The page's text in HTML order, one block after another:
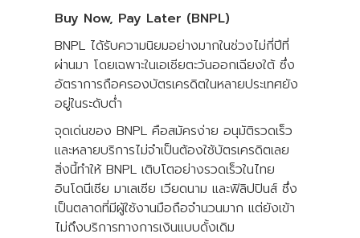
Buy Now, Pay Later (BNPL)
BNPL ได้รับความนิยมอย่างมากในช่วงไม่กี่ปีที่
ผ่านมา โดยเฉพาะในเอเชียตะวันออกเฉียงใต้ ซึ่ง
อัตราการถือครองบัตรเครดิตในหลายประเทศยัง
อยู่ในระดับต่ำ
จุดเด่นของ BNPL คือสมัครง่าย อนุมัติรวดเร็ว
และหลายบริการไม่จำเป็นต้องใช้บัตรเครดิตเลย
สิ่งนี้ทำให้ BNPL เติบโตอย่างรวดเร็วในไทย
อินโดนีเซีย มาเลเซีย เวียดนาม และฟิลิปปินส์ ซึ่ง
เป็นตลาดที่มีผู้ใช้งานมือถือจำนวนมาก แต่ยังเข้า
ไม่ถึงบริการทางการเงินแบบดั้งเดิม